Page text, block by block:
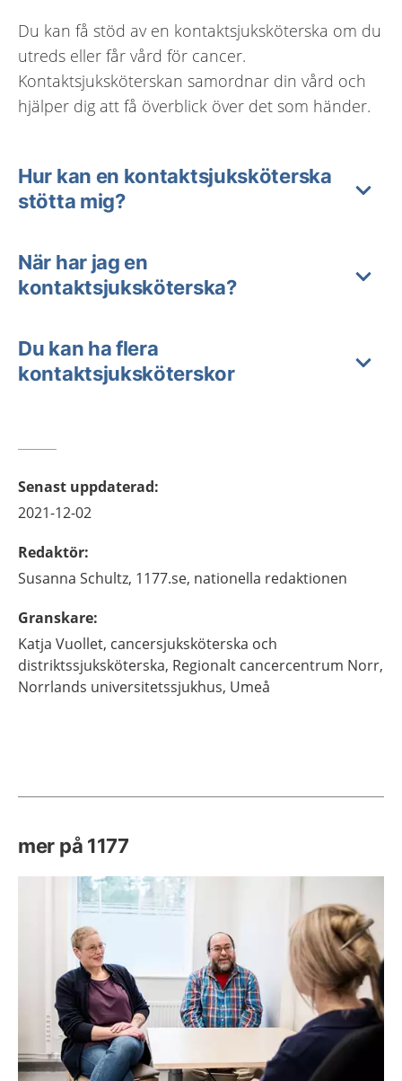
Du kan få stöd av en kontaktsjuksköterska om du
utreds eller får vård för cancer.
Kontaktsjuksköterskan samordnar din vård och
hjälper dig att få överblick över det som händer.
Hur kan en kontaktsjuksköterska
stötta mig?
När har jag en
kontaktsjuksköterska?
Du kan ha flera
kontaktsjuksköterskor
Senast uppdaterad:
2021-12-02
Redaktör:
Susanna Schultz, 1177.se, nationella redaktionen
Granskare:
Katja Vuollet, cancersjuksköterska och
distriktssjuksköterska, Regionalt cancercentrum Norr,
Norrlands universitetssjukhus, Umeå
mer på 1177